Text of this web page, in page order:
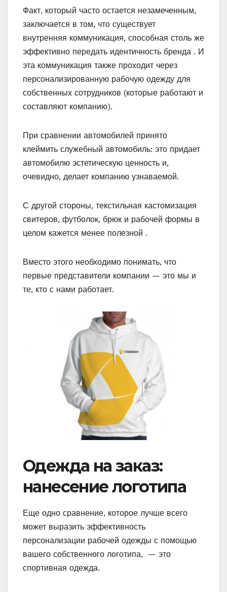
Факт, который часто остается незамеченным,
заключается в том, что существует
внутренняя коммуникация, способная столь же
эффективно передать идентичность бренда . И
эта коммуникация также проходит через
персонализированную рабочую одежду для
собственных сотрудников (которые работают и
составляют компанию).
При сравнении автомобилей принято
клеймить служебный автомобиль: это придает
автомобилю эстетическую ценность и,
очевидно, делает компанию узнаваемой.
С другой стороны, текстильная кастомизация
свитеров, футболок, брюк и рабочей формы в
целом кажется менее полезной .
Вместо этого необходимо понимать, что
первые представители компании — это мы и
те, кто с нами работает.
Одежда на заказ:
нанесение логотипа
Еще одно сравнение, которое лучше всего
может выразить эффективность
персонализации рабочей одежды с помощью
вашего собственного логотипа, — это
спортивная одежда.